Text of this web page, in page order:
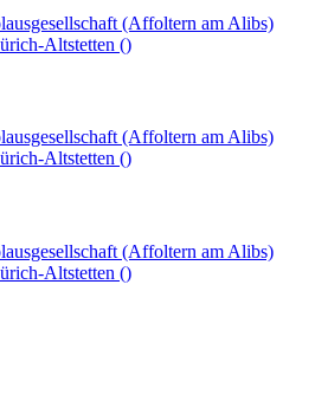
(Affoltern am Alibs)
Altstetten ()
(Affoltern am Alibs)
Altstetten ()
(Affoltern am Alibs)
Altstetten ()